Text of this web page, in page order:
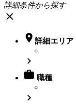
詳細条件から探す
close
 詳細エリア

 職種
